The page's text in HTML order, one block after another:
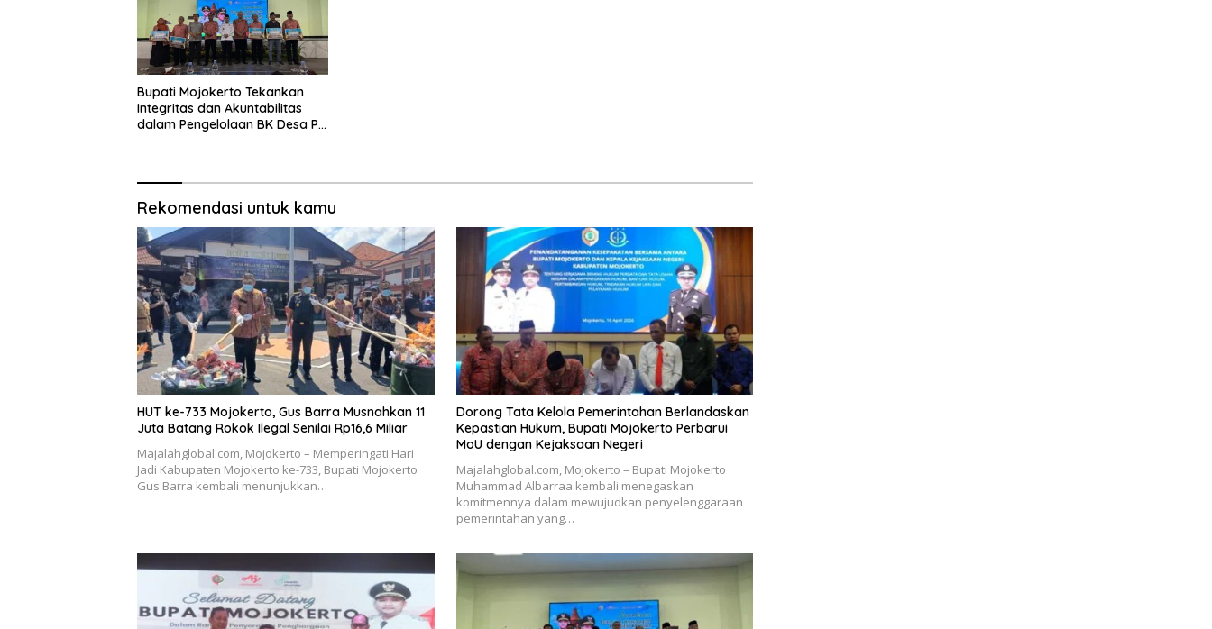
Bupati Mojokerto Tekankan
Integritas dan Akuntabilitas
dalam Pengelolaan BK Desa P-
Rekomendasi untuk kamu
HUT ke-733 Mojokerto, Gus Barra Musnahkan 11
Juta Batang Rokok Ilegal Senilai Rp16,6 Miliar
Majalahglobal.com, Mojokerto – Memperingati Hari
Jadi Kabupaten Mojokerto ke-733, Bupati Mojokerto
Gus Barra kembali menunjukkan…
Dorong Tata Kelola Pemerintahan Berlandaskan
Kepastian Hukum, Bupati Mojokerto Perbarui
MoU dengan Kejaksaan Negeri
Majalahglobal.com, Mojokerto – Bupati Mojokerto
Muhammad Albarraa kembali menegaskan
komitmennya dalam mewujudkan penyelenggaraan
pemerintahan yang…